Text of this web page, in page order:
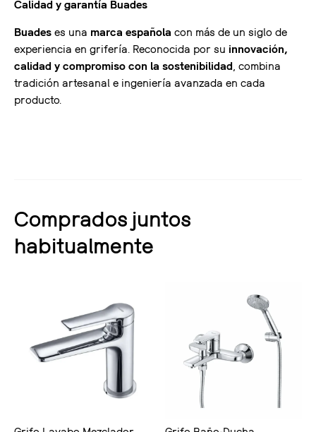
Calidad y garantía Buades
Buades es una marca española con más de un siglo de
experiencia en grifería. Reconocida por su innovación,
calidad y compromiso con la sostenibilidad , combina
tradición artesanal e ingeniería avanzada en cada
producto.
Comprados juntos
habitualmente